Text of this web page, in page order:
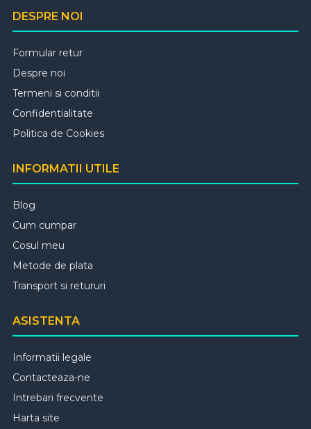
DESPRE NOI
Formular retur
Despre noi
Termeni si conditii
Confidentialitate
Politica de Cookies
INFORMATII UTILE
Blog
Cum cumpar
Cosul meu
Metode de plata
Transport si retururi
ASISTENTA
Informatii legale
Contacteaza-ne
Intrebari frecvente
Harta site